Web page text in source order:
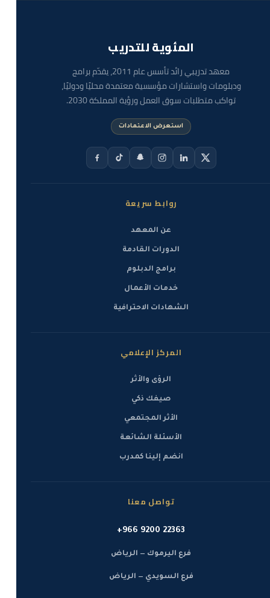
المئوية للتدريب
معهد تدريبي رائد تأسس عام 2011، يقدّم برامج
ودبلومات واستشارات مؤسسية معتمدة محليًا ودوليًا،
تواكب متطلبات سوق العمل ورؤية المملكة 2030.
استعرض الاعتمادات
روابط سريعة
عن المعهد
الدورات القادمة
برامج الدبلوم
خدمات الأعمال
الشهادات الاحترافية
المركز الإعلامي
الرؤى والأثر
صيفك ذكي
الأثر المجتمعي
الأسئلة الشائعة
انضم إلينا كمدرب
تواصل معنا
+966 9200 22363
فرع اليرموك — الرياض
فرع السويدي — الرياض